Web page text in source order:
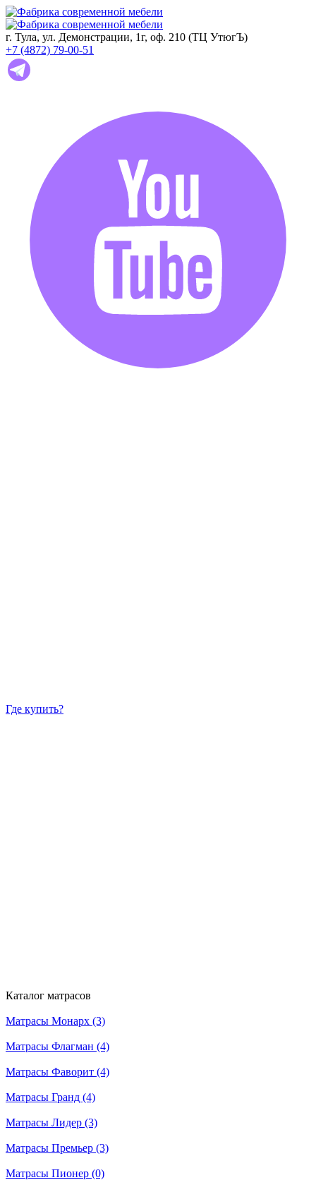
г. Тула, ул. Демонстрации, 1г, оф. 210 (ТЦ УтюгЪ)
+7 (4872) 79-00-51
Где купить?
Каталог матрасов
Матрасы Монарх (3)
Матрасы Флагман (4)
Матрасы Фаворит (4)
Матрасы Гранд (4)
Матрасы Лидер (3)
Матрасы Премьер (3)
Матрасы Пионер (0)